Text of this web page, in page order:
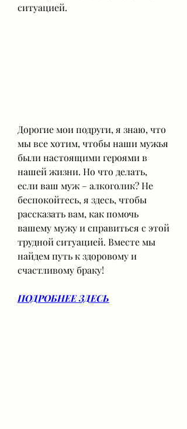
ситуацией.
Дорогие мои подруги, я знаю, что
мы все хотим, чтобы наши мужья
были настоящими героями в
нашей жизни. Но что делать,
если ваш муж – алкоголик? Не
беспокойтесь, я здесь, чтобы
рассказать вам, как помочь
вашему мужу и справиться с этой
трудной ситуацией. Вместе мы
найдем путь к здоровому и
счастливому браку!
ПОДРОБНЕЕ ЗДЕСЬ